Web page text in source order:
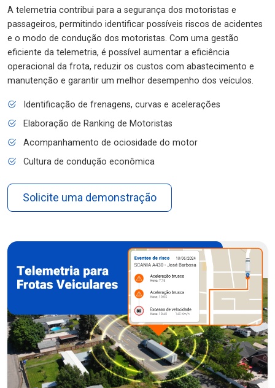
A telemetria contribui para a segurança dos motoristas e
passageiros, permitindo identificar possíveis riscos de acidentes
e o modo de condução dos motoristas. Com uma gestão
eficiente da telemetria, é possível aumentar a eficiência
operacional da frota, reduzir os custos com abastecimento e
manutenção e garantir um melhor desempenho dos veículos.
Identificação de frenagens, curvas e acelerações
Elaboração de Ranking de Motoristas
Acompanhamento de ociosidade do motor
Cultura de condução econômica
Solicite uma demonstração